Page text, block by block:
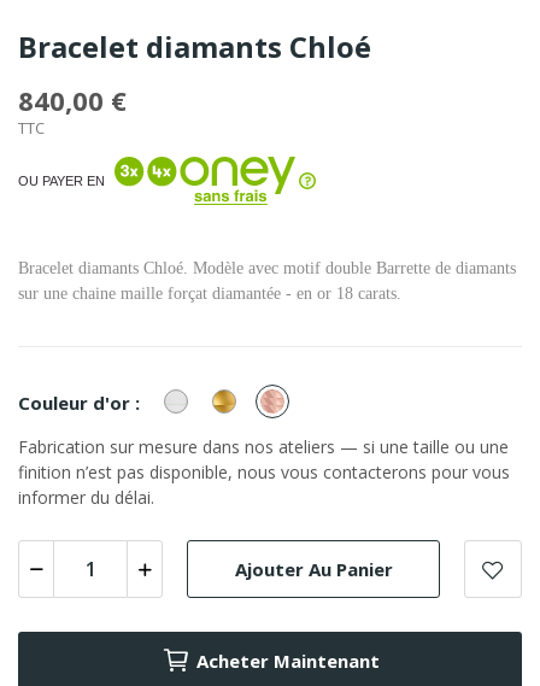
Bracelet diamants Chloé
840,00 €
TTC
OU PAYER EN
Bracelet diamants Chloé. Modèle avec motif double Barrette de diamants
sur une chaine maille forçat diamantée - en or 18 carats.
Couleur d'or : or
Blanc
or
Jaune
or
Rose
Fabrication sur mesure dans nos ateliers — si une taille ou une
finition n’est pas disponible, nous vous contacterons pour vous
informer du délai.
Ajouter Au Panier
Acheter Maintenant